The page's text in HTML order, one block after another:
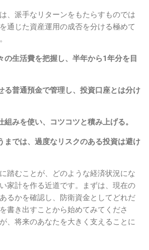
、派手なリターンをもたらすものでは
通じた資産運用の成否を分ける極めて
の生活費を把握し、半年から1年分を目
る普通預金で管理し、投資口座とは分け
組みを使い、コツコツと積み上げる。
までは、過度なリスクのある投資は避け
踏むことが、どのような経済状況にな
家計を作る近道です。まずは、現在の
るかを確認し、防衛資金としてどれだ
書き出すことから始めてみてくださ
、将来のあなたを大きく支えることに